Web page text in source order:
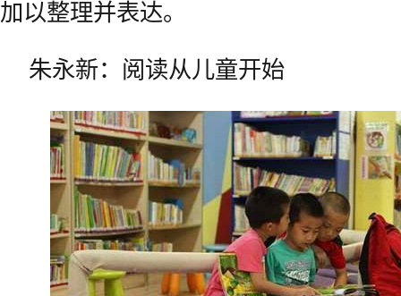
加以整理并表达。
朱永新：阅读从儿童开始